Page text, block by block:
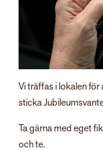
Vi träffas i lokalen
sticka
Ta gärna med eget
och te.